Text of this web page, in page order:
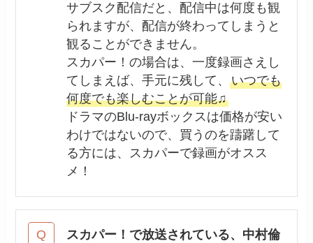
サブスク配信だと、配信中は何度も観
られますが、配信が終わってしまうと
観ることができません。
スカパー！の場合は、一度録画さえし
てしまえば、手元に残して、いつでも
何度でも楽しむことが可能♫
ドラマのBlu-rayボックスは価格が安い
わけではないので、買うのを躊躇して
る方には、スカパーで録画がオスス
メ！
スカパー！で放送されている、中村倫